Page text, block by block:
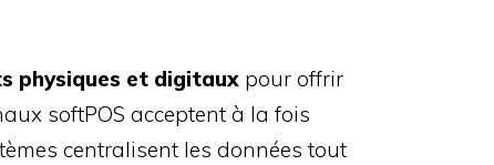
physiques et digitaux pour offrir
softPOS acceptent à la fois
centralisent les données tout